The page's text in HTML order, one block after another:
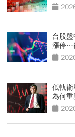
台股
漲停…
低軌
為何
30年」